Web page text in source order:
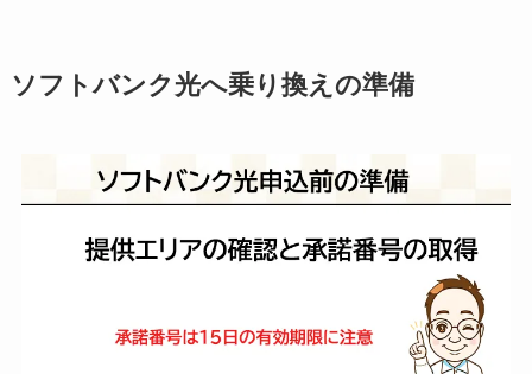
ソフトバンク光へ乗り換えの準備